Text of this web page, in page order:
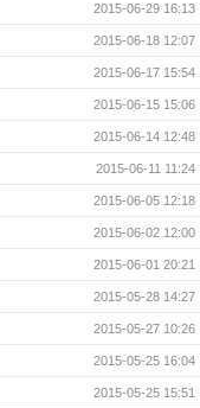
2015-06-29 16:13
2015-06-18 12:07
2015-06-17 15:54
2015-06-15 15:06
2015-06-14 12:48
2015-06-11 11:24
2015-06-05 12:18
2015-06-02 12:00
2015-06-01 20:21
2015-05-28 14:27
2015-05-27 10:26
2015-05-25 16:04
2015-05-25 15:51